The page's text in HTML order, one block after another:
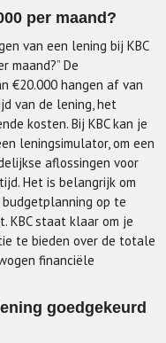
per maand?
van een lening bij KBC
maand?” De
€20.000 hangen af van
van de lening, het
kosten. Bij KBC kan je
leningsimulator, om een
aflossingen voor
Het is belangrijk om
op te
KBC staat klaar om je
te bieden over de totale
financiële
goedgekeurd